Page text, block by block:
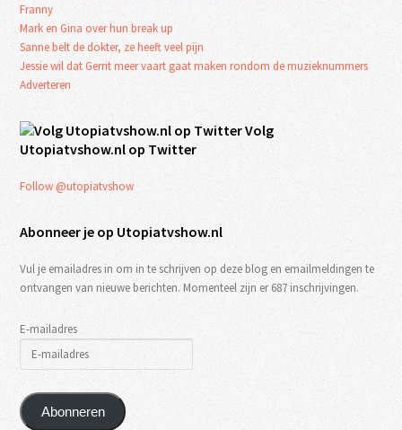
Franny
Mark en Gina over hun break up
Sanne belt de dokter, ze heeft veel pijn
Jessie wil dat Gerrit meer vaart gaat maken rondom de muzieknummers
Adverteren
Volg
Utopiatvshow.nl op Twitter
Follow @utopiatvshow
Abonneer je op Utopiatvshow.nl
Vul je emailadres in om in te schrijven op deze blog en emailmeldingen te
ontvangen van nieuwe berichten. Momenteel zijn er 687 inschrijvingen.
E-mailadres
Abonneren